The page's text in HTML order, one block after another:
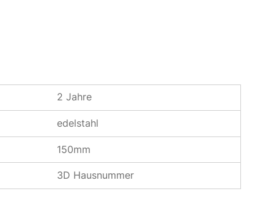
2 Jahre
edelstahl
150mm
3D Hausnummer